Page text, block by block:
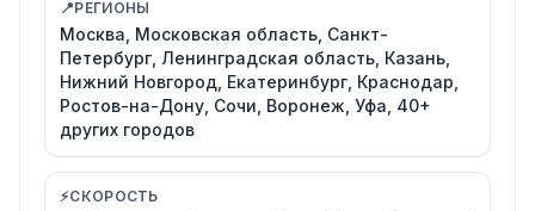
📍РЕГИОНЫ
Москва, Московская область, Санкт-
Петербург, Ленинградская область, Казань,
Нижний Новгород, Екатеринбург, Краснодар,
Ростов-на-Дону, Сочи, Воронеж, Уфа, 40+
других городов
⚡СКОРОСТЬ